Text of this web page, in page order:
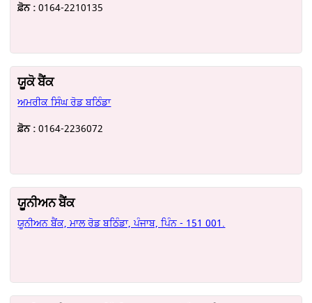
ਫ਼ੋਨ :0164-2210135
ਯੂਕੋ ਬੈਂਕ
ਅਮਰੀਕ ਸਿੰਘ ਰੋਡ ਬਠਿੰਡਾ
ਫ਼ੋਨ :0164-2236072
ਯੂਨੀਅਨ ਬੈਂਕ
ਯੂਨੀਅਨ ਬੈਂਕ, ਮਾਲ ਰੋਡ ਬਠਿੰਡਾ, ਪੰਜਾਬ, ਪਿੰਨ - 151 001.